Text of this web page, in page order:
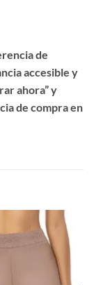
de
accesible y
ahora” y
de compra en